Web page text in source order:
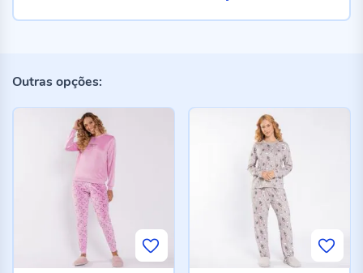
Outras opções: